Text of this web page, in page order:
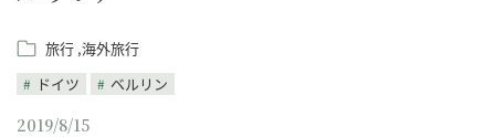
旅行 海外旅行
ドイツ
ベルリン
2019/8/15